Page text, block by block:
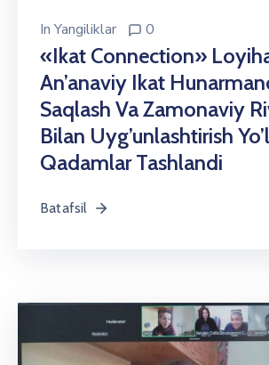
InYangiliklar 0
«Ikat Connection»
An’anaviy Ikat
Saqlash Va Zamonaviy
Bilan Uyg’unlashtirish
Qadamlar Tashlandi
Batafsil